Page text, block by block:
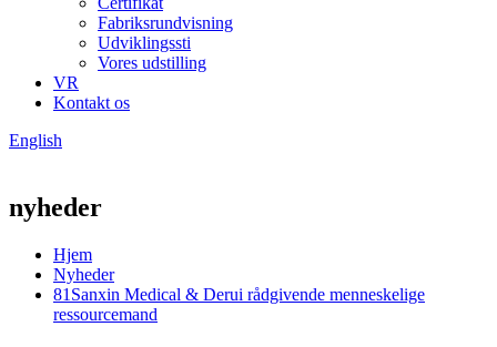
Fabriksrundvisning
Udviklingssti
Vores udstilling
VR
Kontakt os
English
nyheder
Hjem
Nyheder
81Sanxin Medical & Derui rådgivende menneskelige
ressourcemand